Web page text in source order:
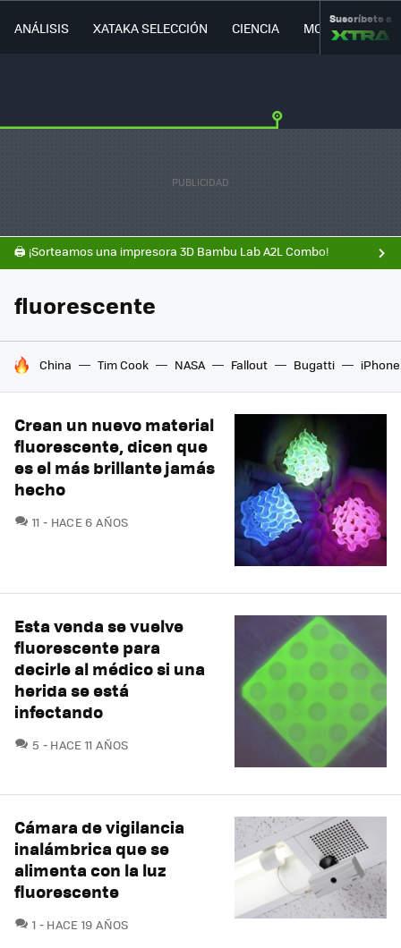
ANÁLISIS XATAKA SELECCIÓN CIENCIA MOVILIDAD
Suscríbete a
🖨️ ¡Sorteamos una impresora 3D Bambu Lab A2L Combo!
fluorescente
HOY SE HABLA DE
China Tim Cook NASA Fallout Bugatti iPhone
Crean un nuevo material
fluorescente, dicen que
es el más brillante jamás
hecho
11 COMENTARIOS
HACE 6 AÑOS
Esta venda se vuelve
fluorescente para
decirle al médico si una
herida se está
infectando
5 COMENTARIOS
HACE 11 AÑOS
Cámara de vigilancia
inalámbrica que se
alimenta con la luz
fluorescente
1 COMENTARIOS
HACE 19 AÑOS